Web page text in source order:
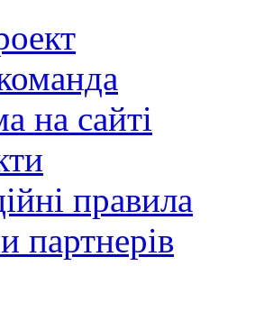
на сайті
правила
партнерів